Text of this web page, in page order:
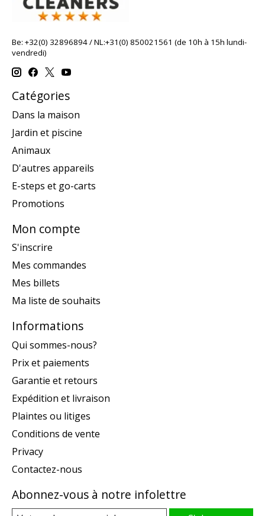
Be: +32(0) 32896894 / NL:+31(0) 850021561 (de 10h à 15h lundi-
vendredi)
Catégories
Dans la maison
Jardin et piscine
Animaux
D'autres appareils
E-steps et go-carts
Promotions
Mon compte
S'inscrire
Mes commandes
Mes billets
Ma liste de souhaits
Informations
Qui sommes-nous?
Prix et paiements
Garantie et retours
Expédition et livraison
Plaintes ou litiges
Conditions de vente
Privacy
Contactez-nous
Abonnez-vous à notre infolettre